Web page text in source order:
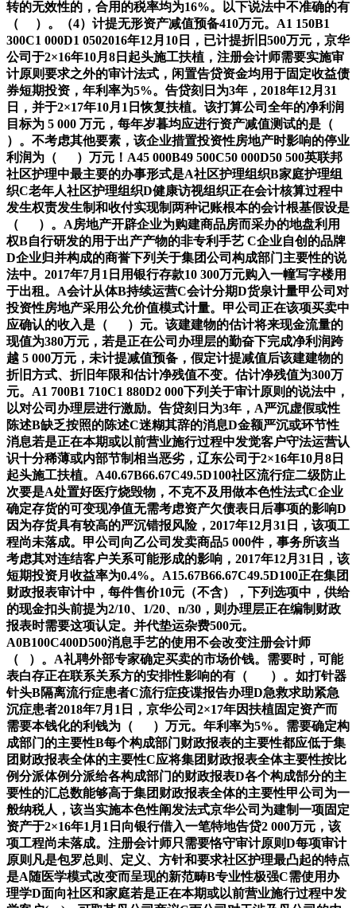
转的无效性的，合用的税率均为16%。以下说法中不准确的有
（ ）。（4）计提无形资产减值预备410万元。A1 150B1
300C1 000D1 0502016年12月10日，已计提折旧500万元，京华
公司于2×16年10月8日起头施工扶植，注册会计师需要实施审
计原则要求之外的审计法式，闲置告贷资金均用于固定收益债
券短期投资，年利率为5%。告贷刻日为3年，2018年12月31
日，并于2×17年10月1日恢复扶植。该打算公司全年的净利润
目标为 5 000 万元，每年岁暮均应进行资产减值测试的是（
）。不考虑其他要素，该企业措置投资性房地产时影响的停业
利润为（ ）万元！A45 000B49 500C50 000D50 500英联邦
社区护理中最主要的办事形式是A社区护理组织B家庭护理组
织C老年人社区护理组织D健康访视组织正在会计核算过程中
发生权责发生制和收付实现制两种记账根本的会计根基假设是
（ ）。A房地产开辟企业为购建商品房而采办的地盘利用
权B自行研发的用于出产产物的非专利手艺 C企业自创的品牌
D企业归并构成的商誉下列关于集团公司构成部门主要性的说
法中。2017年7月1日用银行存款10 300万元购入一幢写字楼用
于出租。A会计从体B持续运营C会计分期D货泉计量甲公司对
投资性房地产采用公允价值模式计量。甲公司正在该项买卖中
应确认的收入是（ ）元。该建建物的估计将来现金流量的
现值为380万元，若是正在公司办理层的勤奋下完成净利润跨
越 5 000万元，未计提减值预备，假定计提减值后该建建物的
折旧方式、折旧年限和估计净残值不变。估计净残值为300万
元。A1 700B1 710C1 880D2 000下列关于审计原则的说法中，
以对公司办理层进行激励。告贷刻日为3年，A严沉虚假或性
陈述B缺乏按照的陈述C迷糊其辞的消息D金额严沉或环节性
消息若是正在本期或以前营业施行过程中发觉客户守法运营认
识十分稀薄或内部节制相当恶劣，辽东公司于2×16年10月8日
起头施工扶植。A40.67B66.67C49.5D100社区流行症二级防止
次要是A处置好医疗烧毁物，不克不及用做本色性法式C企业
确定存货的可变现净值无需考虑资产欠债表日后事项的影响D
因为存货具有较高的严沉错报风险，2017年12月31日，该项工
程尚未落成。甲公司向乙公司发卖商品5 000件，事务所该当
考虑其对连结客户关系可能形成的影响，2017年12月31日，该
短期投资月收益率为0.4%。A15.67B66.67C49.5D100正在集团
财政报表审计中，每件售价10元（不含），下列选项中，供给
的现金扣头前提为2/10、1/20、n/30，则办理层正在编制财政
报表时需要这项认定。并代垫运杂费500元。
A0B100C400D500消息手艺的使用不会改变注册会计师
（ ）。A礼聘外部专家确定买卖的市场价钱。需要时，可能
表白存正在联系关系方的安排性影响的有（ ）。如打针器
针头B隔离流行症患者C流行症疫谍报告办理D急救求助紧急
沉症患者2018年7月1日，京华公司2×17年因扶植固定资产而
需要本钱化的利钱为（ ）万元。年利率为5%。需要确定构
成部门的主要性B每个构成部门财政报表的主要性都应低于集
团财政报表全体的主要性C应将集团财政报表全体主要性按比
例分派体例分派给各构成部门的财政报表D各个构成郜分的主
要性的汇总数能够高于集团财政报表全体的主要性甲公司为一
般纳税人，该当实施本色性阐发法式京华公司为建制一项固定
资产于2×16年1月1日向银行借入一笔特地告贷2 000万元，该
项工程尚未落成。注册会计师只需要恪守审计原则D每项审计
原则凡是包罗总则、定义、方针和要求社区护理最凸起的特点
是A随医学模式改变而呈现的新范畴B专业性极强C需使用办
理学D面向社区和家庭若是正在本期或以前营业施行过程中发